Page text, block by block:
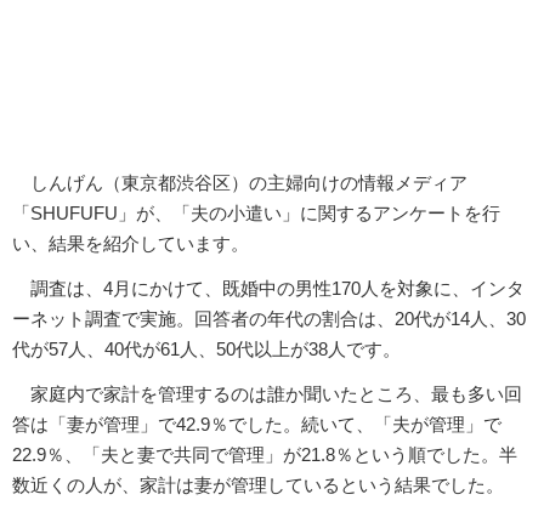
しんげん（東京都渋谷区）の主婦向けの情報メディア
「SHUFUFU」が、「夫の小遣い」に関するアンケートを行
い、結果を紹介しています。
調査は、4月にかけて、既婚中の男性170人を対象に、インタ
ーネット調査で実施。回答者の年代の割合は、20代が14人、30
代が57人、40代が61人、50代以上が38人です。
家庭内で家計を管理するのは誰か聞いたところ、最も多い回
答は「妻が管理」で42.9％でした。続いて、「夫が管理」で
22.9％、「夫と妻で共同で管理」が21.8％という順でした。半
数近くの人が、家計は妻が管理しているという結果でした。